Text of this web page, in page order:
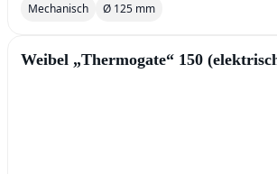
Mechanisch Ø 125 mm
Weibel „Thermogate“ 150